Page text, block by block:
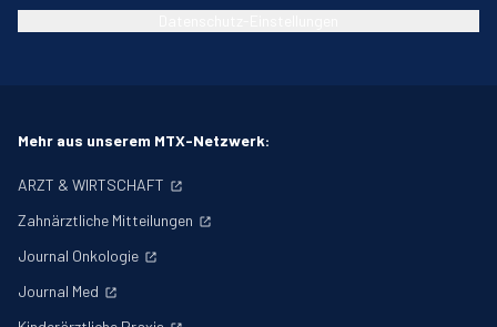
Mehr aus unserem MTX-Netzwerk:
ARZT & WIRTSCHAFT
Zahnärztliche Mitteilungen
Journal Onkologie
Journal Med